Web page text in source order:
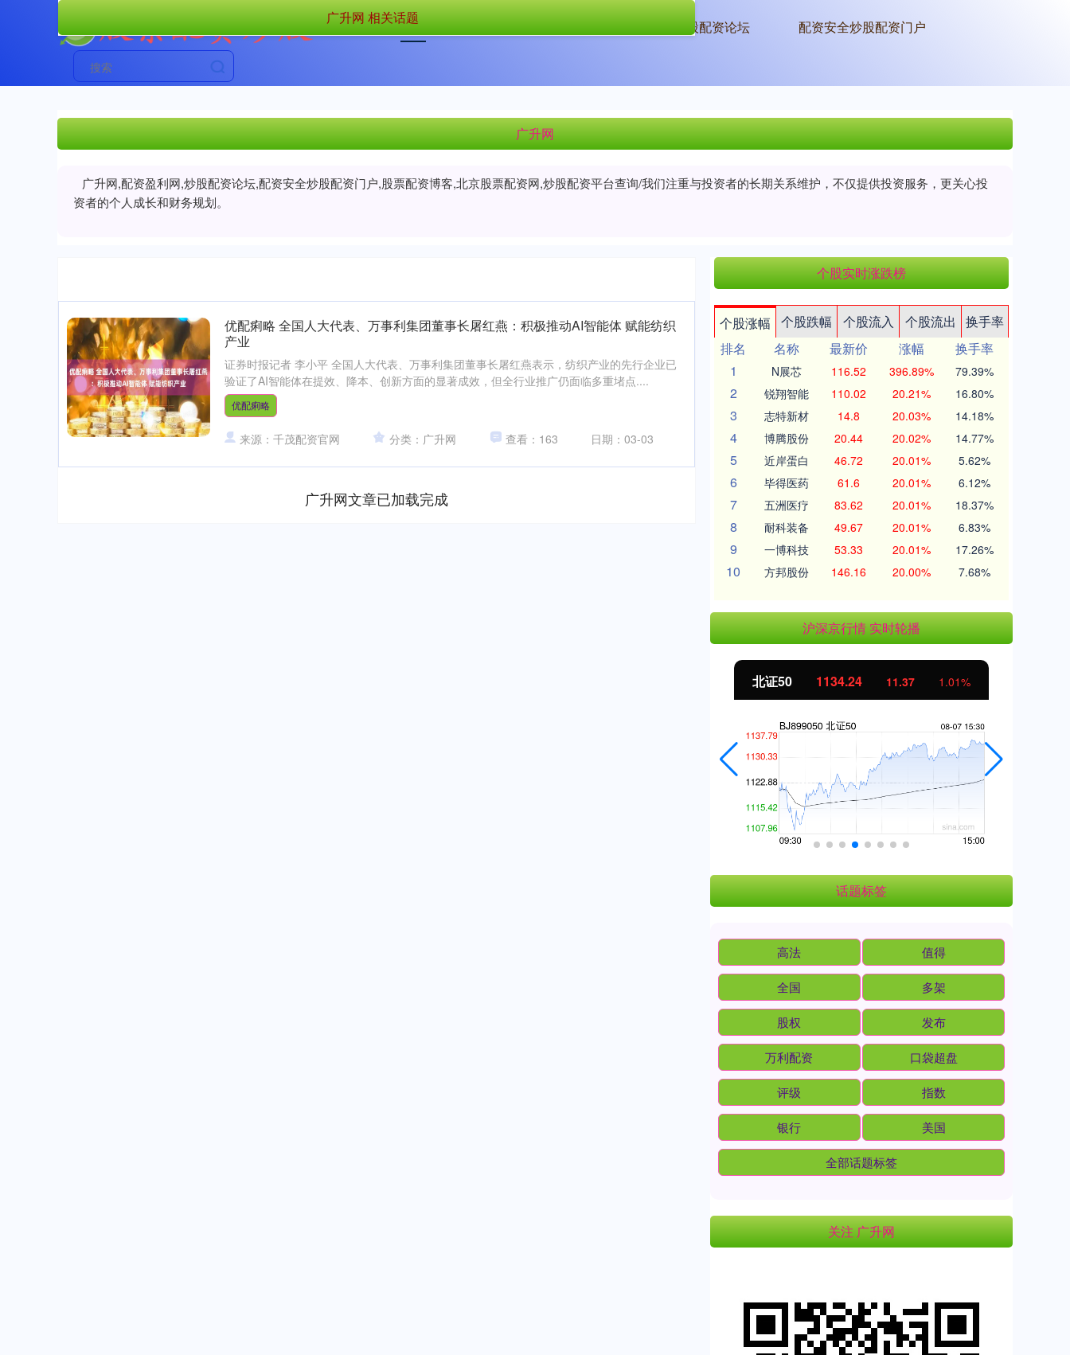
首页 广升网 配资盈利网 炒股配资论坛 配资安全炒股配资门户
广升网
广升网,配资盈利网,炒股配资论坛,配资安全炒股配资门户,股票配资博客,北京股票配资网,炒股配资平台查询/我们注重与投资者的长期关系维护，不仅提供投资服务，更关心投
资者的个人成长和财务规划。
广升网 相关话题
优配痢略 全国人大代表、万事利集团董事长屠红燕：积极推动AI智能体 赋能纺织
产业
证券时报记者 李小平 全国人大代表、万事利集团董事长屠红燕表示，纺织产业的先行企业已
验证了AI智能体在提效、降本、创新方面的显著成效，但全行业推广仍面临多重堵点....
优配痢略
来源：千茂配资官网 分类：广升网 查看：163 日期：03-03
广升网文章已加载完成
个股实时涨跌榜
个股涨幅 个股跌幅 个股流入 个股流出
换手率
排名
名称 最新价 涨幅
换手率
1
N展芯 116.52 396.89% 79.39%
2 锐翔智能 110.02 20.21% 16.80%
3 志特新材 14.8 20.03% 14.18%
4 博腾股份 20.44 20.02% 14.77%
5 近岸蛋白 46.72 20.01% 5.62%
6 毕得医药 61.6 20.01% 6.12%
7 五洲医疗 83.62 20.01% 18.37%
8 耐科装备 49.67 20.01% 6.83%
9 一博科技 53.33 20.01% 17.26%
10 方邦股份 146.16 20.00% 7.68%
沪深京行情 实时轮播
北证50 1134.24 11.37 1.01%
话题标签
高法 值得
全国 多架
股权 发布
万利配资 口袋超盘
评级 指数
银行 美国
全部话题标签
关注 广升网